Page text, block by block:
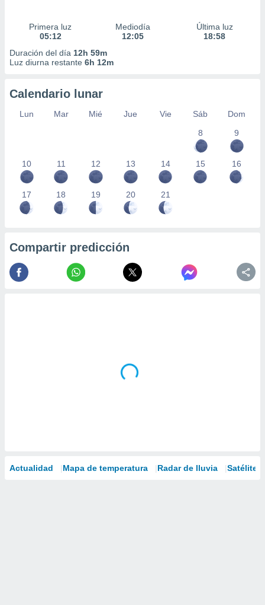
Primera luz
05:12
Mediodía
12:05
Última luz
18:58
Duración del día 12h 59m
Luz diurna restante 6h 12m
Calendario lunar
Lun Mar Mié Jue Vie Sáb
Dom
8
9
10 11 12 13 14 15 16
17 18 19 20 21
Compartir predicción
Actualidad Mapa de temperatura Radar de lluvia Satélites